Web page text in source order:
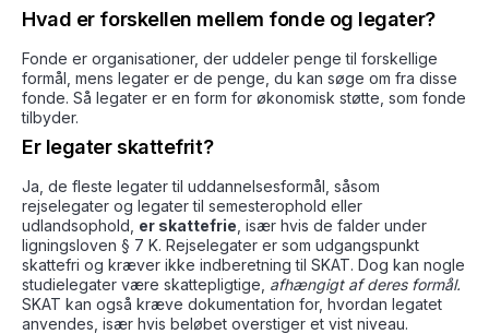
Hvad er forskellen mellem fonde og legater?
Fonde er organisationer, der uddeler penge til forskellige
formål, mens legater er de penge, du kan søge om fra disse
fonde. Så legater er en form for økonomisk støtte, som fonde
tilbyder.
Er legater skattefrit?
Ja, de fleste legater til uddannelsesformål, såsom
rejselegater og legater til semesterophold eller
udlandsophold, er skattefrie , især hvis de falder under
ligningsloven § 7 K. Rejselegater er som udgangspunkt
skattefri og kræver ikke indberetning til SKAT. Dog kan nogle
studielegater være skattepligtige, afhængigt af deres formål.
SKAT kan også kræve dokumentation for, hvordan legatet
anvendes, især hvis beløbet overstiger et vist niveau.